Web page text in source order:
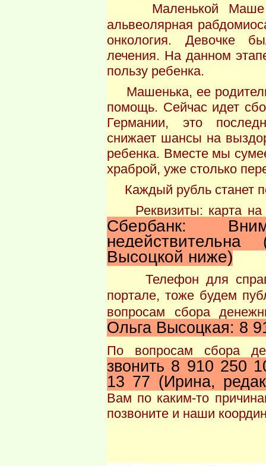
Маленькой
альвеолярная
онкология. Девочке
лечения. На данном
пользу ребенка.
Машенька, ее
помощь. Сейчас идет
Германии, это
снижает шансы на
ребенка. Вместе мы
храброй, уже столько
Каждый рубль станет
Реквизиты: карта на
Сбербанк:
Высоцкой ниже)
Телефон для
портале, тоже будем
вопросам сбора
Ольга Высоцкая: 8
По вопросам сбора
звонить 8 910 250
13 77 (Ирина,
Вам по каким-то
позвоните и наши